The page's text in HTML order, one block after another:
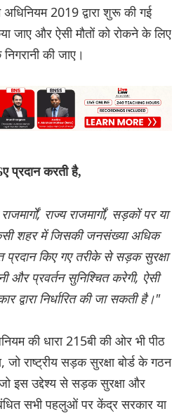
2019 द्वारा शुरू की गई
जाए और ऐसी मौतों को रोकने के लिए
की जाए।
प्रदान करती है,
राज्य राजमार्गों, सड़कों पर या
शहर में जिसकी जनसंख्या अधिक
प्रदान किए गए तरीके से सड़क सुरक्षा
और प्रवर्तन सुनिश्चित करेगी, ऐसी
द्वारा निर्धारित की जा सकती है।"
की धारा 215बी की ओर भी पीठ
जो राष्ट्रीय सड़क सुरक्षा बोर्ड के गठन
इस उद्देश्य से सड़क सुरक्षा और
सभी पहलुओं पर केंद्र सरकार या